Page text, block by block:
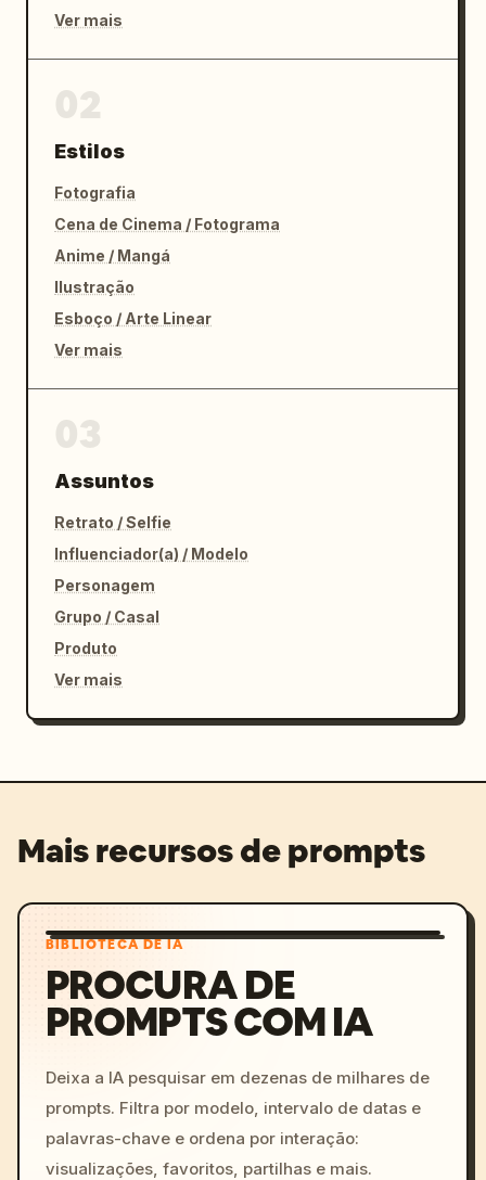
Ver mais
Estilos
Fotografia
Cena de Cinema / Fotograma
Anime / Mangá
Ilustração
Esboço / Arte Linear
Ver mais
Assuntos
Retrato / Selfie
Influenciador(a) / Modelo
Personagem
Grupo / Casal
Produto
Ver mais
Mais recursos de prompts
BIBLIOTECA DE IA
PROCURA DE
PROMPTS COM IA
Deixa a IA pesquisar em dezenas de milhares de
prompts. Filtra por modelo, intervalo de datas e
palavras-chave e ordena por interação:
visualizações, favoritos, partilhas e mais.